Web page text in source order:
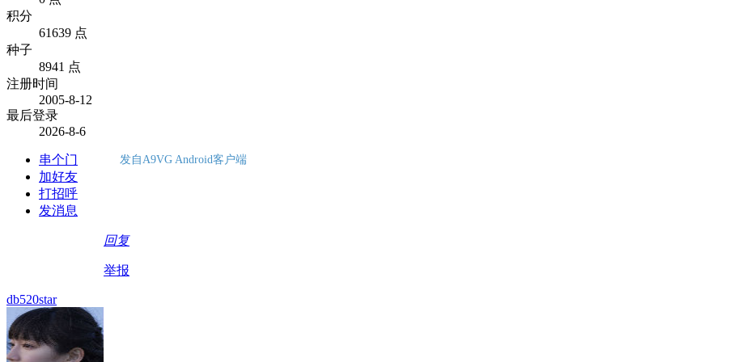
积分
61639 点
种子
8941 点
注册时间
2005-8-12
最后登录
2026-8-6
串个门
加好友
打招呼
发消息
发自A9VG Android客户端
回复
举报
db520star